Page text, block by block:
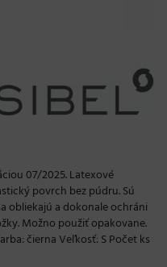
07/2025. Latexové
povrch bez púdru. Sú
obliekajú a dokonale ochráni
Možno použiť opakovane.
čierna Veľkosť: S Počet ks